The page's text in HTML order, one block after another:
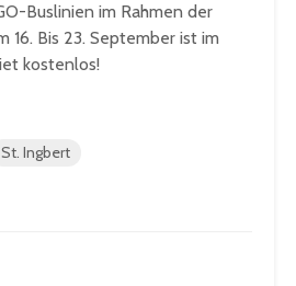
Buslinien im Rahmen der
16. Bis 23. September ist im
kostenlos!
St. Ingbert